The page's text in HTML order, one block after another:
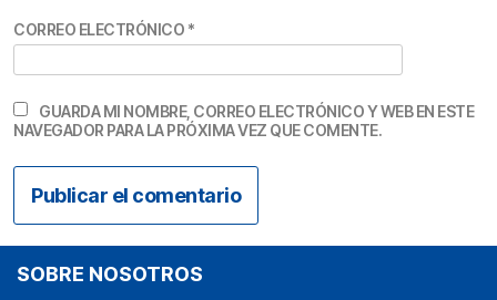
CORREO ELECTRÓNICO *
GUARDA MI NOMBRE, CORREO ELECTRÓNICO Y WEB EN ESTE
NAVEGADOR PARA LA PRÓXIMA VEZ QUE COMENTE.
SOBRE NOSOTROS